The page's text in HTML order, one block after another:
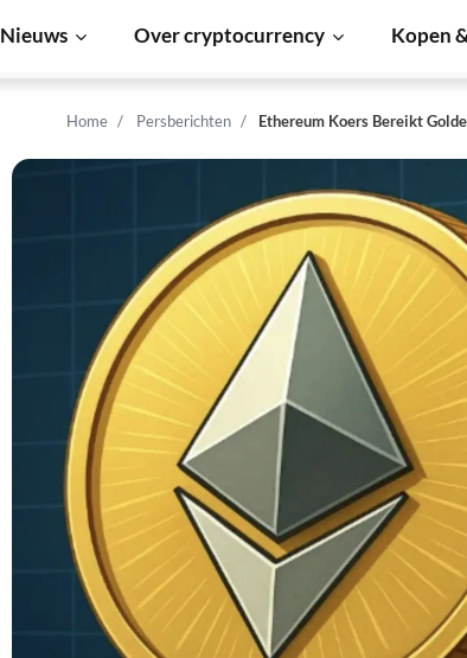
Nieuws Over cryptocurrency Kopen
Home Persberichten Ethereum Koers Bereikt